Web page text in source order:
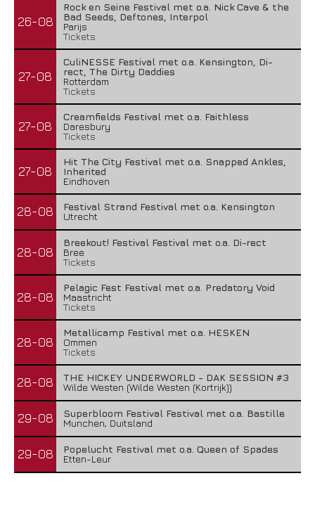
26-08
Rock en Seine Festival met o.a. Nick Cave & the
Bad Seeds, Deftones, Interpol
Parijs
Tickets
27-08
CuliNESSE Festival met o.a. Kensington, Di-
rect, The Dirty Daddies
Rotterdam
Tickets
27-08
Creamfields Festival met o.a. Faithless
Daresbury
Tickets
27-08
Hit The City Festival met o.a. Snapped Ankles,
Inherited
Eindhoven
28-08
Festival Strand Festival met o.a. Kensington
Utrecht
28-08
Breekout! Festival Festival met o.a. Di-rect
Bree
Tickets
28-08
Pelagic Fest Festival met o.a. Predatory Void
Maastricht
Tickets
28-08
Metallicamp Festival met o.a. HESKEN
Ommen
Tickets
28-08
THE HICKEY UNDERWORLD - DAK SESSION #3
Wilde Westen (Wilde Westen (Kortrijk))
29-08
Superbloom Festival Festival met o.a. Bastille
Munchen, Duitsland
29-08
Popelucht Festival met o.a. Queen of Spades
Etten-Leur